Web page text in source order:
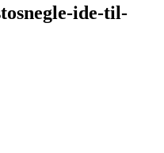
ide-til-